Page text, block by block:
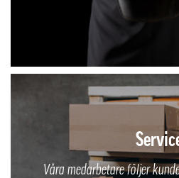
Våra medarbetare följer